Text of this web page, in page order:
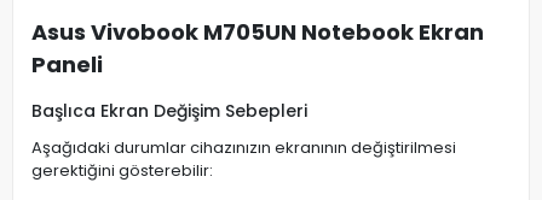
Asus Vivobook M705UN Notebook Ekran
Paneli
Başlıca Ekran Değişim Sebepleri
Aşağıdaki durumlar cihazınızın ekranının değiştirilmesi
gerektiğini gösterebilir: